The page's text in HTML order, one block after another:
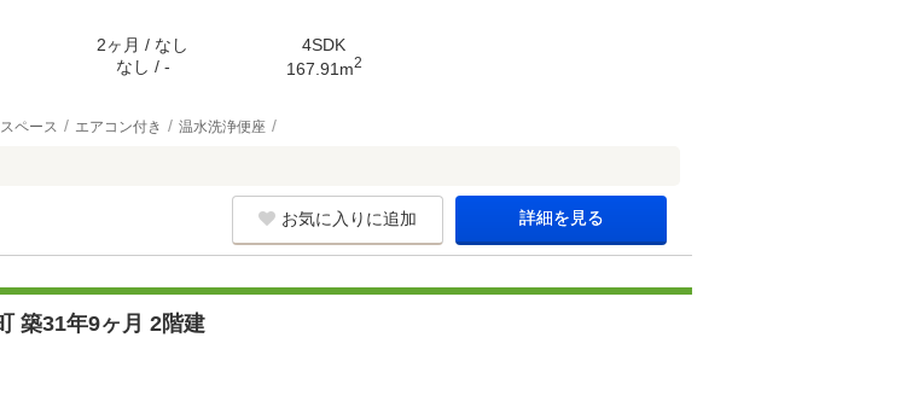
2ヶ月 / なし
なし / -
4SDK
167.91m2
ペース エアコン付き 温水洗浄便座
お気に入りに追加 詳細を見る
築31年9ヶ月 2階建